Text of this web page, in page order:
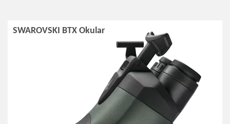
SWAROVSKI BTX Okular